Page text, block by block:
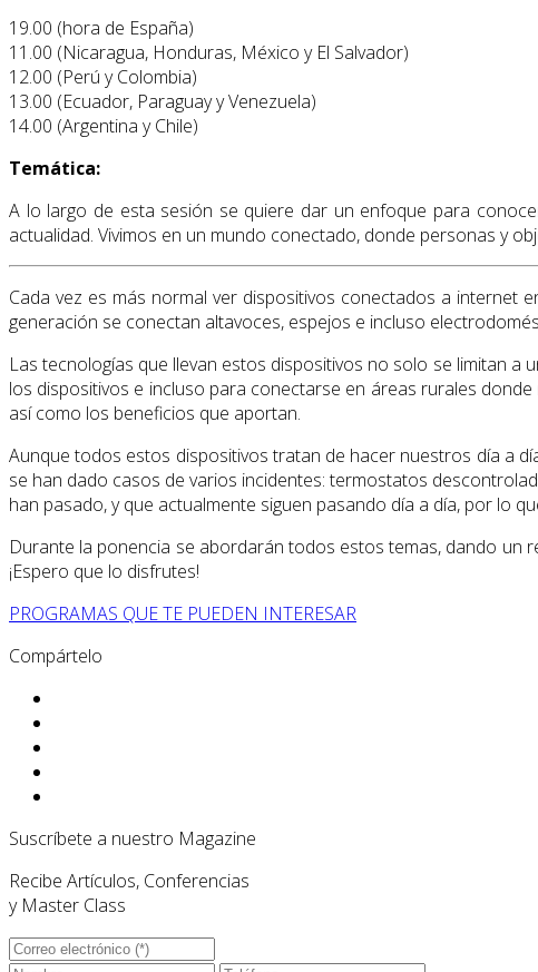
19.00 (hora de España)
11.00 (Nicaragua, Honduras, México y El Salvador)
12.00 (Perú y Colombia)
13.00 (Ecuador, Paraguay y Venezuela)
14.00 (Argentina y Chile)
Temática:
A lo largo de esta sesión se quiere dar un enfoque para
actualidad. Vivimos en un mundo conectado, donde personas y
Cada vez es más normal ver dispositivos conectados a internet
generación se conectan altavoces, espejos e incluso
Las tecnologías que llevan estos dispositivos no solo se limitan
los dispositivos e incluso para conectarse en áreas rurales
así como los beneficios que aportan.
Aunque todos estos dispositivos tratan de hacer nuestros día a
se han dado casos de varios incidentes: termostatos
han pasado, y que actualmente siguen pasando día a día, por lo
Durante la ponencia se abordarán todos estos temas, dando un
¡Espero que lo disfrutes!
PROGRAMAS QUE TE PUEDEN INTERESAR
Compártelo
Suscríbete a nuestro Magazine
Recibe Artículos, Conferencias
y Master Class